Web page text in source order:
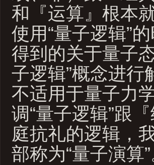
和『运算』根本
使用“量子逻辑”
得到的关于量子
子逻辑”概念进行
不适用于量子力
调“量子逻辑”跟
庭抗礼的逻辑，
部称为“量子演算”